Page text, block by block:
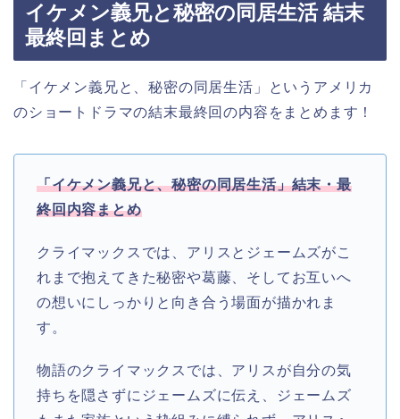
イケメン義兄と秘密の同居生活 結末
最終回まとめ
「イケメン義兄と、秘密の同居生活」というアメリカ
のショートドラマの結末最終回の内容をまとめます！
「イケメン義兄と、秘密の同居生活」結末・最
終回内容まとめ
クライマックスでは、アリスとジェームズがこ
れまで抱えてきた秘密や葛藤、そしてお互いへ
の想いにしっかりと向き合う場面が描かれま
す。
物語のクライマックスでは、アリスが自分の気
持ちを隠さずにジェームズに伝え、ジェームズ